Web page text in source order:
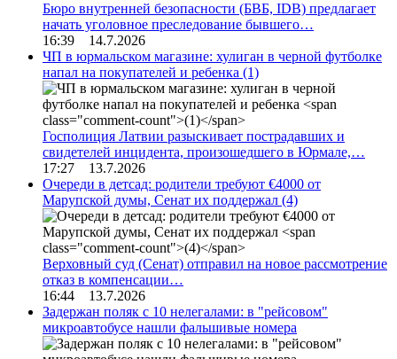
Бюро внутренней безопасности (БВБ, IDB) предлагает
начать уголовное преследование бывшего…
16:39 14.7.2026
ЧП в юрмальском магазине: хулиган в черной футболке
напал на покупателей и ребенка (1)
Госполиция Латвии разыскивает пострадавших и
свидетелей инцидента, произошедшего в Юрмале,…
17:27 13.7.2026
Очереди в детсад: родители требуют €4000 от
Марупской думы, Сенат их поддержал (4)
Верховный суд (Сенат) отправил на новое рассмотрение
отказ в компенсации…
16:44 13.7.2026
Задержан поляк с 10 нелегалами: в "рейсовом"
микроавтобусе нашли фальшивые номера